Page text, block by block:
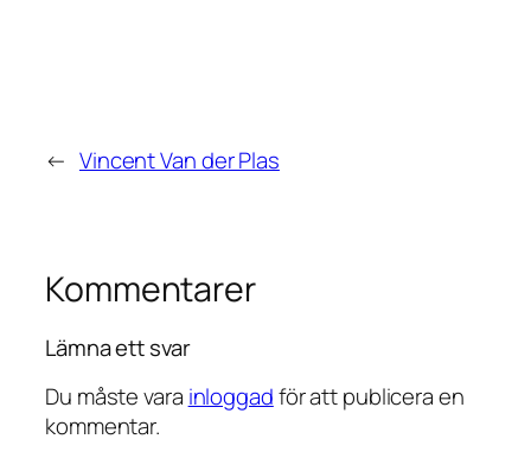
← Vincent Van der Plas
Kommentarer
Lämna ett svar
Du måste vara inloggadför att publicera en
kommentar.